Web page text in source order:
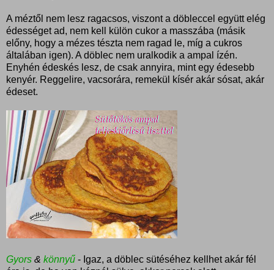
A méztől nem lesz ragacsos, viszont a döbleccel együtt elég
édességet ad, nem kell külön cukor a masszába (másik
előny, hogy a mézes tészta nem ragad le, míg a cukros
általában igen). A döblec nem uralkodik a ampal ízén.
Enyhén édeskés lesz, de csak annyira, mint egy édesebb
kenyér. Reggelire, vacsorára, remekül kísér akár sósat, akár
édeset.
Gyors & könnyű - Igaz, a döblec sütéséhez kellhet akár fél